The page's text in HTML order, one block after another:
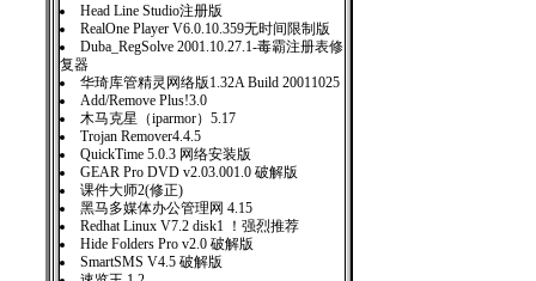
Head Line Studio注册版
RealOne Player V6.0.10.359无时间限制版
Duba_RegSolve 2001.10.27.1-毒霸注册表修
复器
华琦库管精灵网络版1.32A Build 20011025
Add/Remove Plus!3.0
木马克星（iparmor）5.17
Trojan Remover4.4.5
QuickTime 5.0.3 网络安装版
GEAR Pro DVD v2.03.001.0 破解版
课件大师2(修正)
黑马多媒体办公管理网 4.15
Redhat Linux V7.2 disk1 ！强烈推荐
Hide Folders Pro v2.0 破解版
SmartSMS V4.5 破解版